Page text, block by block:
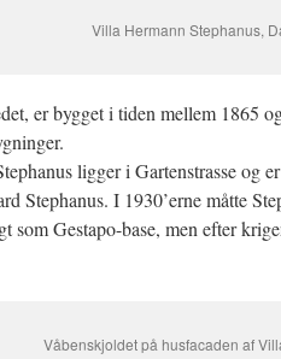
Villa Hermann Stephanus,
er bygget i tiden mellem 1865
ligger i Gartenstrasse og
Stephanus. I 1930’erne måtte
som Gestapo-base, men efter
Våbenskjoldet på husfacaden af